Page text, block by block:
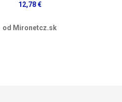
12,78 €
od Mironetcz.sk